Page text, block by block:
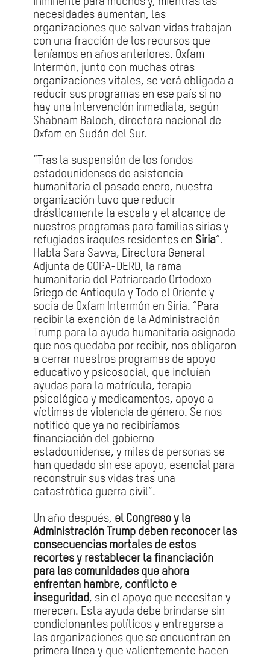
necesidades aumentan, las
organizaciones que salvan vidas trabajan
con una fracción de los recursos que
teníamos en años anteriores. Oxfam
Intermón, junto con muchas otras
organizaciones vitales, se verá obligada a
reducir sus programas en ese país si no
hay una intervención inmediata, según
Shabnam Baloch, directora nacional de
Oxfam en Sudán del Sur.
“Tras la suspensión de los fondos
estadounidenses de asistencia
humanitaria el pasado enero, nuestra
organización tuvo que reducir
drásticamente la escala y el alcance de
nuestros programas para familias sirias y
refugiados iraquíes residentes en Siria”.
Habla Sara Savva, Directora General
Adjunta de GOPA-DERD, la rama
humanitaria del Patriarcado Ortodoxo
Griego de Antioquía y Todo el Oriente y
socia de Oxfam Intermón en Siria. “Para
recibir la exención de la Administración
Trump para la ayuda humanitaria asignada
que nos quedaba por recibir, nos obligaron
a cerrar nuestros programas de apoyo
educativo y psicosocial, que incluían
ayudas para la matrícula, terapia
psicológica y medicamentos, apoyo a
víctimas de violencia de género. Se nos
notificó que ya no recibiríamos
financiación del gobierno
estadounidense, y miles de personas se
han quedado sin ese apoyo, esencial para
reconstruir sus vidas tras una
catastrófica guerra civil”.
Un año después, el Congreso y la
Administración Trump deben reconocer las
consecuencias mortales de estos
recortes y restablecer la financiación
para las comunidades que ahora
enfrentan hambre, conflicto e
inseguridad, sin el apoyo que necesitan y
merecen. Esta ayuda debe brindarse sin
condicionantes políticos y entregarse a
las organizaciones que se encuentran en
primera línea y que valientemente hacen